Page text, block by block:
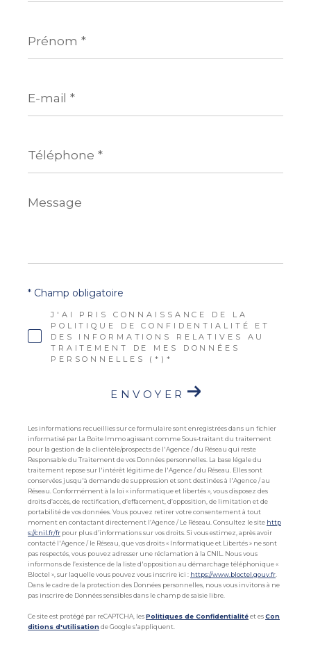
*
mail
*
*
Message
*
J'AI PRIS CONNAISSANCE DE LA
POLITIQUE DE CONFIDENTIALITÉ ET
DES INFORMATIONS RELATIVES AU
TRAITEMENT DE MES DONNÉES
PERSONNELLES (*)*
* Champ obligatoire
ENVOYER
Les informations recueillies sur ce formulaire sont enregistrées dans un fichier
informatisé par La Boite Immo agissant comme Sous-traitant du traitement
pour la gestion de la clientèle/prospects de l'Agence / du Réseau qui reste
Responsable du Traitement de vos Données personnelles. La base légale du
traitement repose sur l'intérêt légitime de l'Agence / du Réseau. Elles sont
conservées jusqu'à demande de suppression et sont destinées à l'Agence / au
Réseau. Conformément à la loi « informatique et libertés », vous disposez des
droits d’accès, de rectification, d’effacement, d’opposition, de limitation et de
portabilité de vos données. Vous pouvez retirer votre consentement à tout
moment en contactant directement l’Agence / Le Réseau. Consultez le site http
s://cnil.fr/fr pour plus d’informations sur vos droits. Si vous estimez, après avoir
contacté l'Agence / le Réseau, que vos droits « Informatique et Libertés » ne sont
pas respectés, vous pouvez adresser une réclamation à la CNIL. Nous vous
informons de l’existence de la liste d'opposition au démarchage téléphonique «
Bloctel », sur laquelle vous pouvez vous inscrire ici : https://www.bloctel.gouv.fr
Dans le cadre de la protection des Données personnelles, nous vous invitons à ne
pas inscrire de Données sensibles dans le champ de saisie libre.
Ce site est protégé par reCAPTCHA, lesPolitiques de Confidentialitéet esCon
ditions d'utilisationde Google s'appliquent.